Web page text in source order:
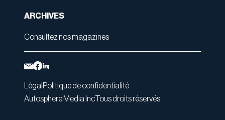
ARCHIVES
Consultez nos magazines
Légal Politique de confidentialité
Autosphere Media Inc Tous droits réservés.